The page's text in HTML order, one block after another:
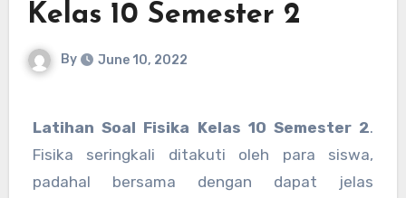
Kelas 10 Semester 2
By June 10, 2022
Latihan Soal Fisika Kelas 10 Semester 2.
Fisika seringkali ditakuti oleh para siswa,
padahal bersama dengan dapat jelas